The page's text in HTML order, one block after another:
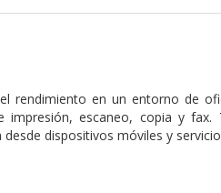
rendimiento en un entorno de
impresión, escaneo, copia y
dispositivos móviles y